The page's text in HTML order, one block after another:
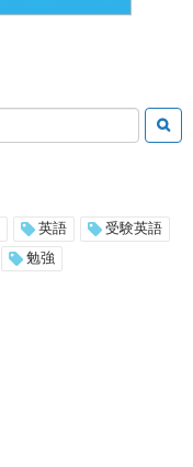
英語
受験英語
勉強